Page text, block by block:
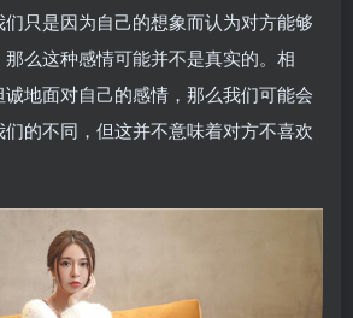
只是因为自己的想象而认为对方能够
么这种感情可能并不是真实的。相
地面对自己的感情，那么我们可能会
的不同，但这并不意味着对方不喜欢